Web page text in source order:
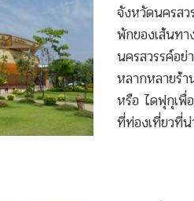
จังหวัดนครส
พักของเส้นท
นครสวรรค์อ
หลากหลายร้
หรือ ไดฟุกุเพื่
ที่ท่องเที่ยวที่